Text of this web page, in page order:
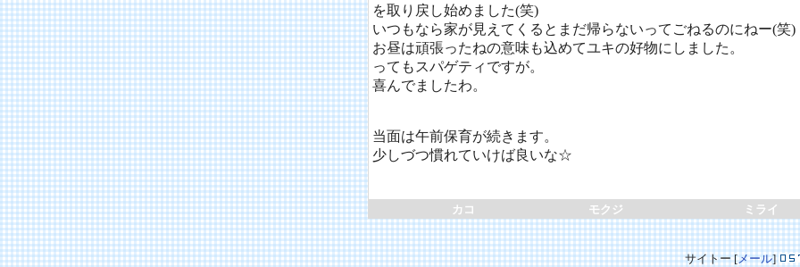
を取り戻し始めました(笑)
いつもなら家が見えてくるとまだ帰らないってごねるのにねー(笑)
お昼は頑張ったねの意味も込めてユキの好物にしました。
ってもスパゲティですが。
喜んでましたわ。
当面は午前保育が続きます。
少しづつ慣れていけば良いな☆
カコ モクジ ミライ
サイトー [メール]